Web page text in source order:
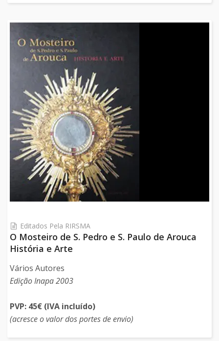
Editados Pela RIRSMA
O Mosteiro de S. Pedro e S. Paulo de Arouca
História e Arte
Vários Autores
Edição Inapa 2003
PVP: 45€ (IVA incluído)
(acresce o valor dos portes de envio)